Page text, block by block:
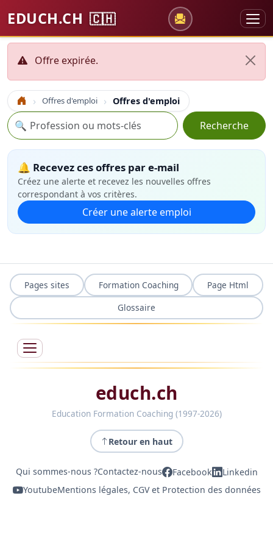
EDUCH.CH 🇨🇭
Offre expirée.
Accueil Offres d'emploi Offres d'emploi
Recherche
🔍 Recherche
🔔 Recevez ces offres par e-mail
Créez une alerte et recevez les nouvelles offres
correspondant à vos critères.
Créer une alerte emploi
Pages sites Formation Coaching
Page Html
Glossaire
educh.ch
Education Formation Coaching (1997-2026)
Retour en haut
Qui sommes-nous ?Contactez-nous Facebook
Linkedin
YoutubeMentions légales, CGV et Protection des données